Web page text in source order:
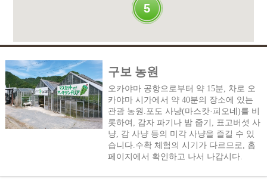
5
구보 농원
오카야마 공항으로부터 약 15분, 차로 오
카야마 시가에서 약 40분의 장소에 있는
관광 농원.포도 사냥(마스캇·피오네)를 비
롯하여, 감자 파기나 밤 줍기, 표고버섯 사
냥, 감 사냥 등의 미각 사냥을 즐길 수 있
습니다.수확 체험의 시기가 다르므로, 홈
페이지에서 확인하고 나서 나갑시다.